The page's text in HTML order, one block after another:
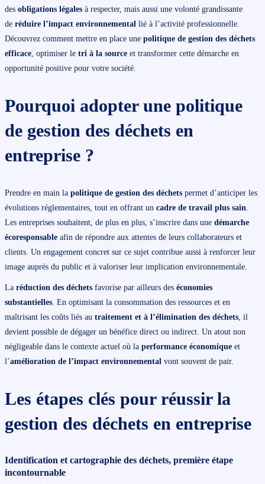
des obligations légalesà respecter, mais aussi une volonté grandissante
de réduire l’impact environnementallié à l’activité professionnelle.
Découvrez comment mettre en place une politique de gestion des déchets
efficace, optimiser le tri à la sourceet transformer cette démarche en
opportunité positive pour votre société.
Pourquoi adopter une politique
de gestion des déchets en
entreprise ?
Prendre en main la politique de gestion des déchetspermet d’anticiper les
évolutions réglementaires, tout en offrant un cadre de travail plus sain.
Les entreprises souhaitent, de plus en plus, s’inscrire dans une démarche
écoresponsableafin de répondre aux attentes de leurs collaborateurs et
clients. Un engagement concret sur ce sujet contribue aussi à renforcer leur
image auprès du public et à valoriser leur implication environnementale.
La réduction des déchetsfavorise par ailleurs des économies
substantielles. En optimisant la consommation des ressources et en
maîtrisant les coûts liés au traitement et à l’élimination des déchets, il
devient possible de dégager un bénéfice direct ou indirect. Un atout non
négligeable dans le contexte actuel où la performance économiqueet
l’amélioration de l’impact environnementalvont souvent de pair.
Les étapes clés pour réussir la
gestion des déchets en entreprise
Identification et cartographie des déchets, première étape
incontournable